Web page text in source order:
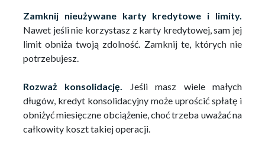
Zamknij nieużywane karty kredytowe i limity.
Nawet jeśli nie korzystasz z karty kredytowej, sam jej
limit obniża twoją zdolność. Zamknij te, których nie
potrzebujesz.
Rozważ konsolidację. Jeśli masz wiele małych
długów, kredyt konsolidacyjny może uprościć spłatę i
obniżyć miesięczne obciążenie, choć trzeba uważać na
całkowity koszt takiej operacji.